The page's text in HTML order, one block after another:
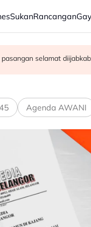
SukanRancangan
kerajaan
sendiri"
selamat
Agenda AWANI